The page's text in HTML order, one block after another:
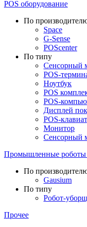
POS оборудование
По
Space
G-Sense
POScenter
По типу
Сенсорный
POS-
Ноутбук
POS
POS-
Дисплей
POS-
Монитор
Сенсорный
Промышленные
По
Gausium
По типу
Робот-
Прочее